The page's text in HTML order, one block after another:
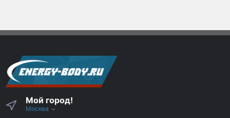
Мой город!
Москва